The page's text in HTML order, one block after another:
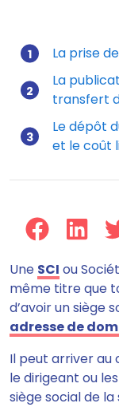
Mis à jour le
La prise
La
transfert
Le dépôt
et le coût
Une SCI ou
même titre que
d’avoir un siège
adresse de
Il peut arriver au
le dirigeant ou
siège social de la